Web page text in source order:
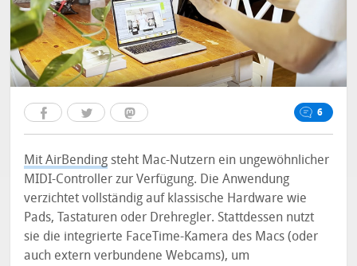
6
Mit AirBending steht Mac-Nutzern ein ungewöhnlicher
MIDI-Controller zur Verfügung. Die Anwendung
verzichtet vollständig auf klassische Hardware wie
Pads, Tastaturen oder Drehregler. Stattdessen nutzt
sie die integrierte FaceTime-Kamera des Macs (oder
auch extern verbundene Webcams), um